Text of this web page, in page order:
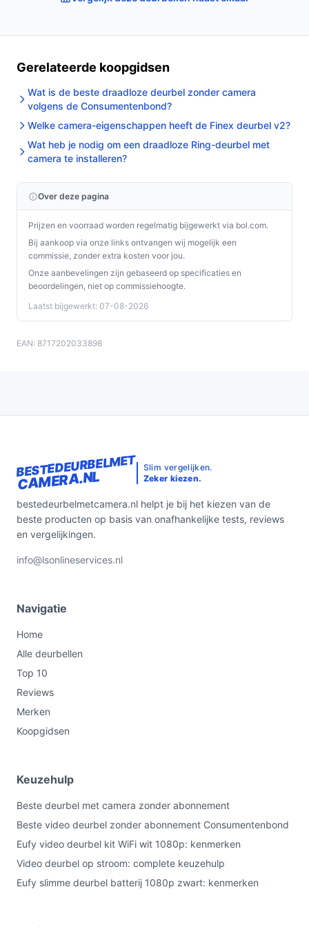
Gerelateerde koopgidsen
Wat is de beste draadloze deurbel zonder camera
volgens de Consumentenbond?
Welke camera-eigenschappen heeft de Finex deurbel v2?
Wat heb je nodig om een draadloze Ring-deurbel met
camera te installeren?
Over deze pagina
Prijzen en voorraad worden regelmatig bijgewerkt via bol.com.
Bij aankoop via onze links ontvangen wij mogelijk een
commissie, zonder extra kosten voor jou.
Onze aanbevelingen zijn gebaseerd op specificaties en
beoordelingen, niet op commissiehoogte.
Laatst bijgewerkt: 07-08-2026
EAN: 8717202033898
BESTEDEURBELMET
CAMERA.NL
Slim vergelijken.
Zeker kiezen.
bestedeurbelmetcamera.nl helpt je bij het kiezen van de
beste producten op basis van onafhankelijke tests, reviews
en vergelijkingen.
info@lsonlineservices.nl
Navigatie
Home
Alle deurbellen
Top 10
Reviews
Merken
Koopgidsen
Keuzehulp
Beste deurbel met camera zonder abonnement
Beste video deurbel zonder abonnement Consumentenbond
Eufy video deurbel kit WiFi wit 1080p: kenmerken
Video deurbel op stroom: complete keuzehulp
Eufy slimme deurbel batterij 1080p zwart: kenmerken